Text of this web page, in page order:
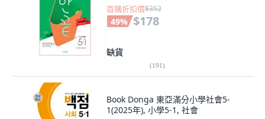
首購折扣價$352
49% $178
缺貨
(191)
Book Donga 東亞滿分小學社會5-
1(2025年), 小學5-1, 社會